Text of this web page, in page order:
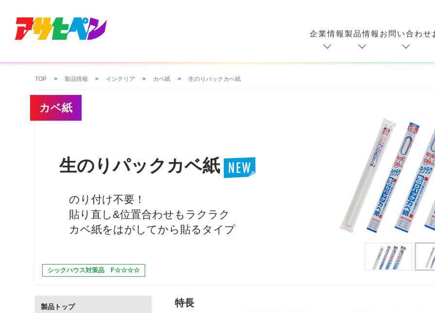
企業情報 製品情報 お問い合わせ
TOP 製品情報 インテリア カベ紙 生のりパックカベ紙
カベ紙
生のりパックカベ紙
のり付け不要！
貼り直し&位置合わせもラクラク
カベ紙をはがしてから貼るタイプ
シックハウス対策品 F☆☆☆☆
特長
製品トップ